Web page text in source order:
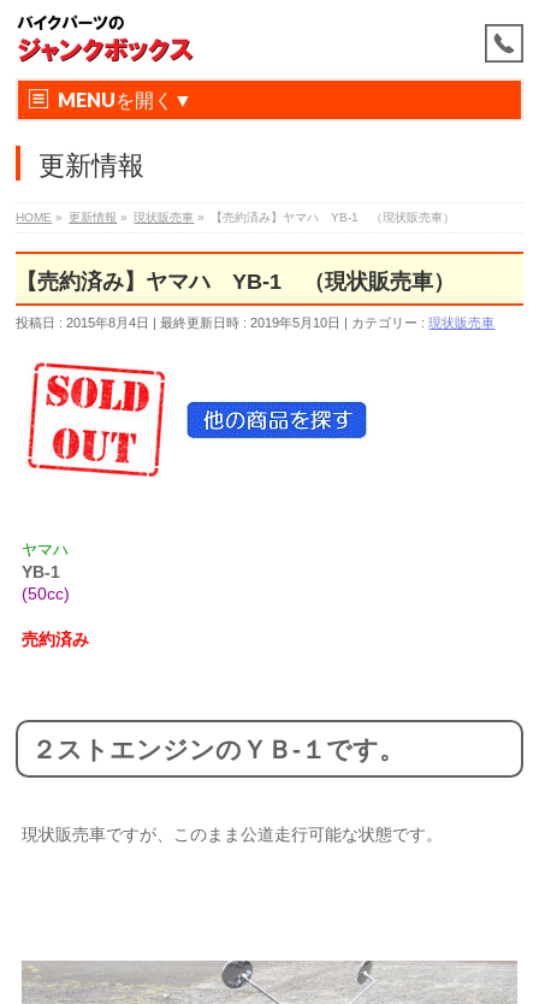
MENU
更新情報
HOME » 更新情報 » 現状販売車 » 【売約済み】ヤマハ YB-1 （現状販売車）
【売約済み】ヤマハ YB-1 （現状販売車）
投稿日 : 2015年8月4日 最終更新日時 : 2019年5月10日 カテゴリー :現状販売車
ヤマハ
YB-1
(50cc)
売約済み
２ストエンジンのＹＢ-１です。
現状販売車ですが、このまま公道走行可能な状態です。